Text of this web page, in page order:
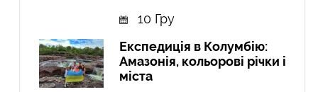
10 Гру
Експедиція в Колумбію:
Амазонія, кольорові річки і
міста